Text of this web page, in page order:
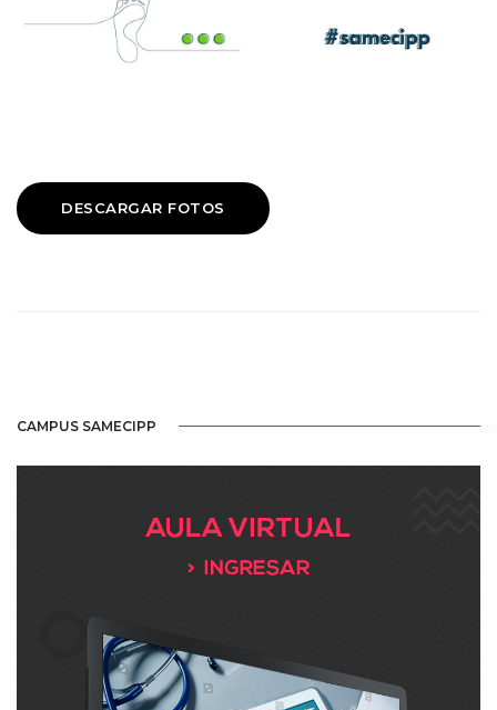
DESCARGAR FOTOS
CAMPUS SAMECIPP